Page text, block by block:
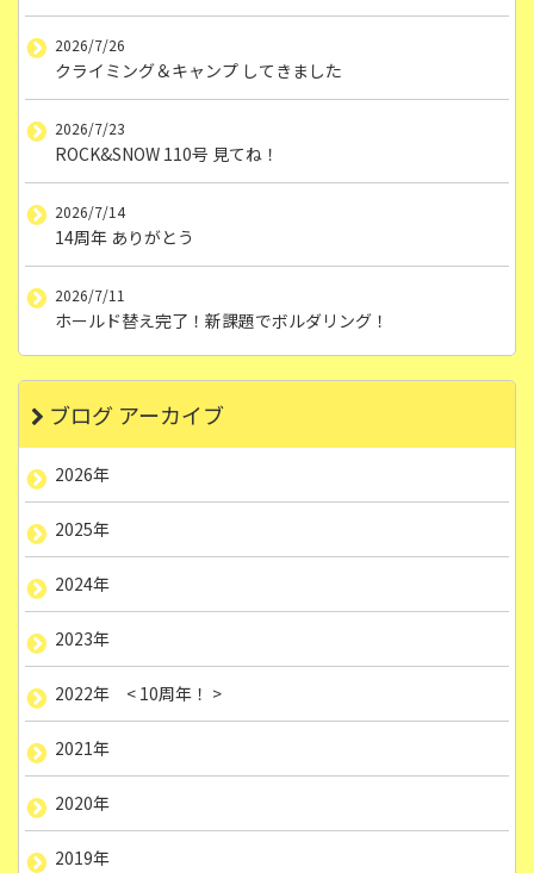
2026/7/26
クライミング＆キャンプ してきました
2026/7/23
ROCK&SNOW 110号 見てね！
2026/7/14
14周年 ありがとう
2026/7/11
ホールド替え完了！新課題でボルダリング！
ブログ アーカイブ
2026年
2025年
2024年
2023年
2022年 < 10周年！ >
2021年
2020年
2019年